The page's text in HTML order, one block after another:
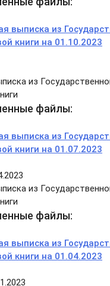
выписка из
книги на 01.10.2023
из
файлы:
выписка из
книги на 01.07.2023
из
файлы:
выписка из
книги на 01.04.2023